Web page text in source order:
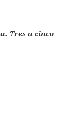
Tres a cinco